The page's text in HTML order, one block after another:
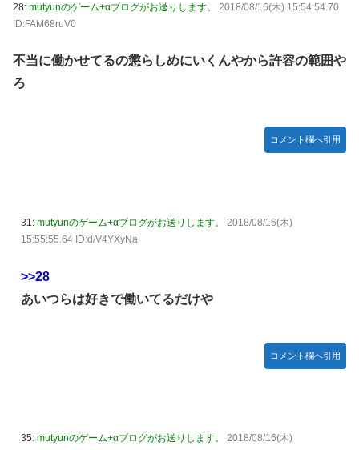
28: mutyunのゲーム+αブログがお送りします。
2018/08/16(木) 15:54:54.70
ID:FAM68ruV0
不当に働かせてるの懲らしめにいくんやから許容の範囲や
ろ
コメント欄へ引用
31: mutyunのゲーム+αブログがお送りします。
2018/08/16(木)
15:55:55.64 ID:d/V4YXyNa
>>28
あいつらは好きで働いてるだけや
コメント欄へ引用
35: mutyunのゲーム+αブログがお送りします。
2018/08/16(木)